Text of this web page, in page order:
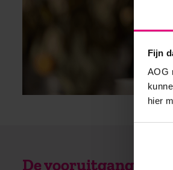
Fijn
AOG
hier
De vooruitgang voor